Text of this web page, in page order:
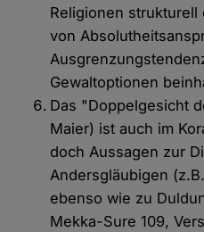
Religionen
von
Gewaltoptionen
Das "Doppelgesicht
Maier) ist auch im
doch Aussagen zur
Andersgläubigen
ebenso wie zu
Mekka-Sure 109,